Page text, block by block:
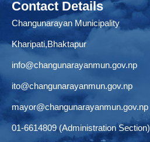
Contact Details
Changunarayan Municipality
Kharipati,Bhaktapur
info@changunarayanmun.gov.np
ito@changunarayanmun.gov.np
mayor@changunarayanmun.gov.np
01-6614809 (Administration Section)